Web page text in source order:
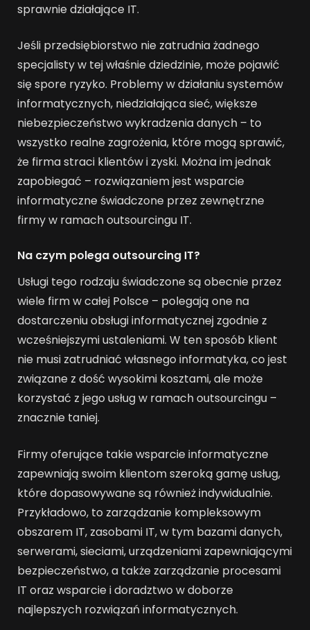
sprawnie działające IT.
Jeśli przedsiębiorstwo nie zatrudnia żadnego
specjalisty w tej właśnie dziedzinie, może pojawić
się spore ryzyko. Problemy w działaniu systemów
informatycznych, niedziałająca sieć, większe
niebezpieczeństwo wykradzenia danych – to
wszystko realne zagrożenia, które mogą sprawić,
że firma straci klientów i zyski. Można im jednak
zapobiegać – rozwiązaniem jest wsparcie
informatyczne świadczone przez zewnętrzne
firmy w ramach outsourcingu IT.
Na czym polega outsourcing IT?
Usługi tego rodzaju świadczone są obecnie przez
wiele firm w całej Polsce – polegają one na
dostarczeniu obsługi informatycznej zgodnie z
wcześniejszymi ustaleniami. W ten sposób klient
nie musi zatrudniać własnego informatyka, co jest
związane z dość wysokimi kosztami, ale może
korzystać z jego usług w ramach outsourcingu –
znacznie taniej.
Firmy oferujące takie wsparcie informatyczne
zapewniają swoim klientom szeroką gamę usług,
które dopasowywane są również indywidualnie.
Przykładowo, to zarządzanie kompleksowym
obszarem IT, zasobami IT, w tym bazami danych,
serwerami, sieciami, urządzeniami zapewniającymi
bezpieczeństwo, a także zarządzanie procesami
IT oraz wsparcie i doradztwo w doborze
najlepszych rozwiązań informatycznych.